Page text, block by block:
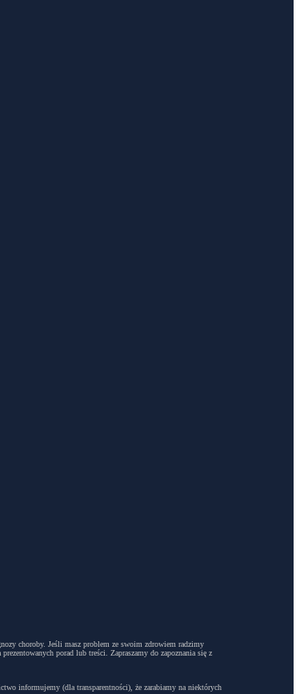
choroby. Jeśli masz problem ze swoim zdrowiem radzimy
porad lub treści. Zapraszamy do zapoznania się z
informujemy (dla transparentności), że zarabiamy na niektórych